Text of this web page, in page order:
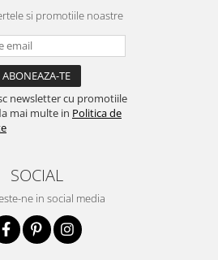
si promotiile noastre
newsletter cu promotiile
mai multe in Politica de
SOCIAL
ne in social media